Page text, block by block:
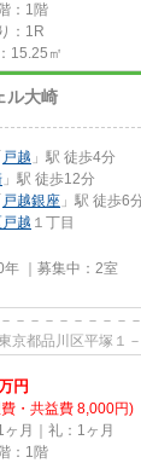
：1階
：1R
15.25㎡
ル大崎
戸越 」駅 徒歩4分
」駅 徒歩12分
戸越銀座 」駅 徒歩6
戸越 １丁目
｜募集中： 2室
－－－－－－－－－－
都品川区平塚１
円
・共益費 8,000円)
ヶ月｜礼：1ヶ月
：1階